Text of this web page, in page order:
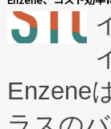
Enzene